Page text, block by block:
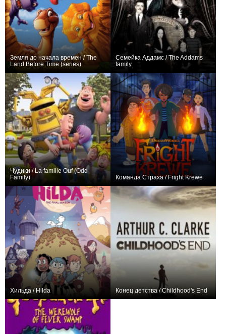
Земля до начала времен / The
Land Before Time (series)
Семейка Аддамс / The Addams
family
Чудики / La famille Ouf (Odd
Family)
Команда Страха / Fright Krewe
Хильда / Hilda Конец детства / Childhood's End